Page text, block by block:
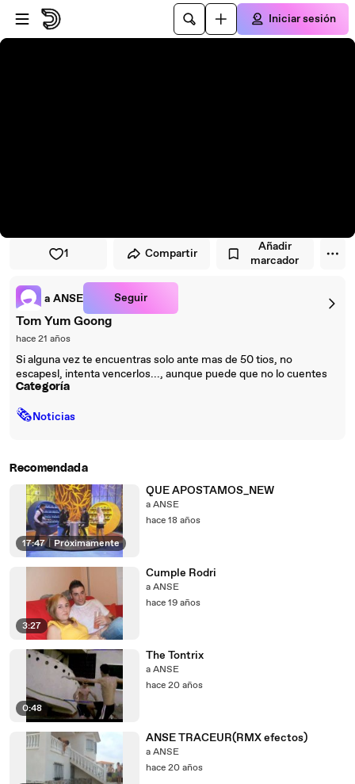
Saltar al reproductor
Saltar al contenido principal
Iniciar sesión
1 Compartir
Añadir
marcador
a ANSE Seguir
Tom Yum Goong
hace 21 años
Si alguna vez te encuentras solo ante mas de 50 tios, no
escapesl, intenta vencerlos..., aunque puede que no lo cuentes
Categoría
🗞Noticias
Recomendada
17:47 Próximamente
QUE APOSTAMOS_NEW
a ANSE
hace 18 años
3:27
Cumple Rodri
a ANSE
hace 19 años
0:48
The Tontrix
a ANSE
hace 20 años
ANSE TRACEUR(RMX efectos)
a ANSE
hace 20 años